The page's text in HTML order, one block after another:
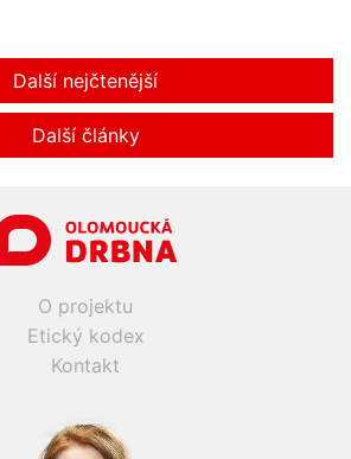
Další nejčtenější
Další články
O projektu
Etický kodex
Kontakt